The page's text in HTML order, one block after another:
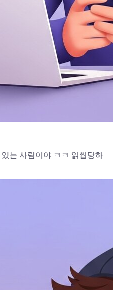
는 사람이야 ㅋㅋ 읽씹당하